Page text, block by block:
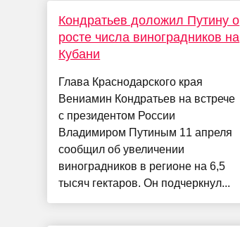
Кондратьев доложил Путину о
росте числа виноградников на
Кубани
Глава Краснодарского края
Вениамин Кондратьев на встрече
с президентом России
Владимиром Путиным 11 апреля
сообщил об увеличении
виноградников в регионе на 6,5
тысяч гектаров. Он подчеркнул...